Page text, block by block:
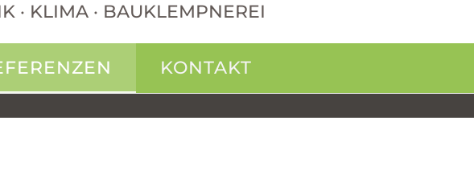
· KLIMA · BAUKLEMPNEREI
KONTAKT